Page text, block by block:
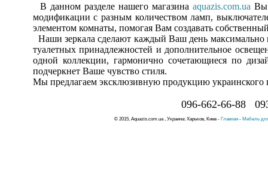
В данном разделе нашего магазина aquazis.com.ua Вы
модификации с разным количеством ламп,
элементом комнаты, помогая Вам создавать
Наши зеркала сделают каждый Ваш день
туалетных принадлежностей и дополнительное
одной коллекции, гармонично сочетающиеся по
подчеркнет Ваше чувство стиля.
Мы предлагаем эксклюзивную продукцию украинского
096-662-66-88
© 2015, Aquazis.com.ua , Украина: Харьков, Киев - Главная - Мебель